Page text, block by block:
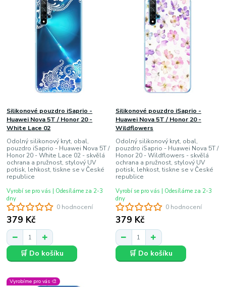
0 hodnocení
Silikonové pouzdro iSaprio -
Huawei Nova 5T / Honor 20 -
White Lace 02
Odolný silikonový kryt, obal,
pouzdro iSaprio - Huawei Nova 5T /
Honor 20 - White Lace 02 - skvělá
ochrana a pružnost, stylový UV
potisk, lehkost, tiskne se v České
republice
379 Kč
Vyrobí se pro vás | Odesíláme za 2-3
dny
🛒 Do košíku
0 hodnocení
Silikonové pouzdro iSaprio -
Huawei Nova 5T / Honor 20 -
Wildflowers
Odolný silikonový kryt, obal,
pouzdro iSaprio - Huawei Nova 5T /
Honor 20 - Wildflowers - skvělá
ochrana a pružnost, stylový UV
potisk, lehkost, tiskne se v České
republice
379 Kč
Vyrobí se pro vás | Odesíláme za 2-3
dny
🛒 Do košíku
Vyrobíme pro vás 🎨